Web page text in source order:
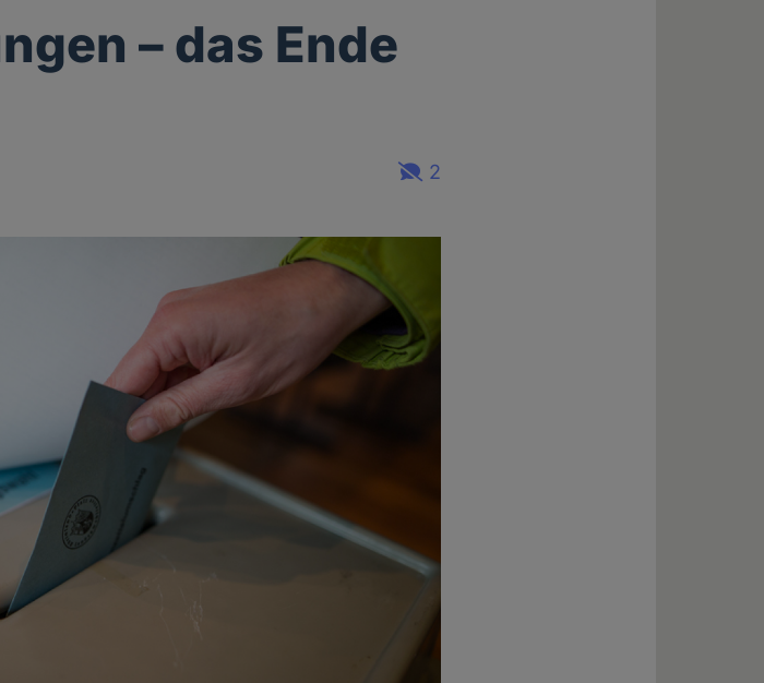
– das Ende
2